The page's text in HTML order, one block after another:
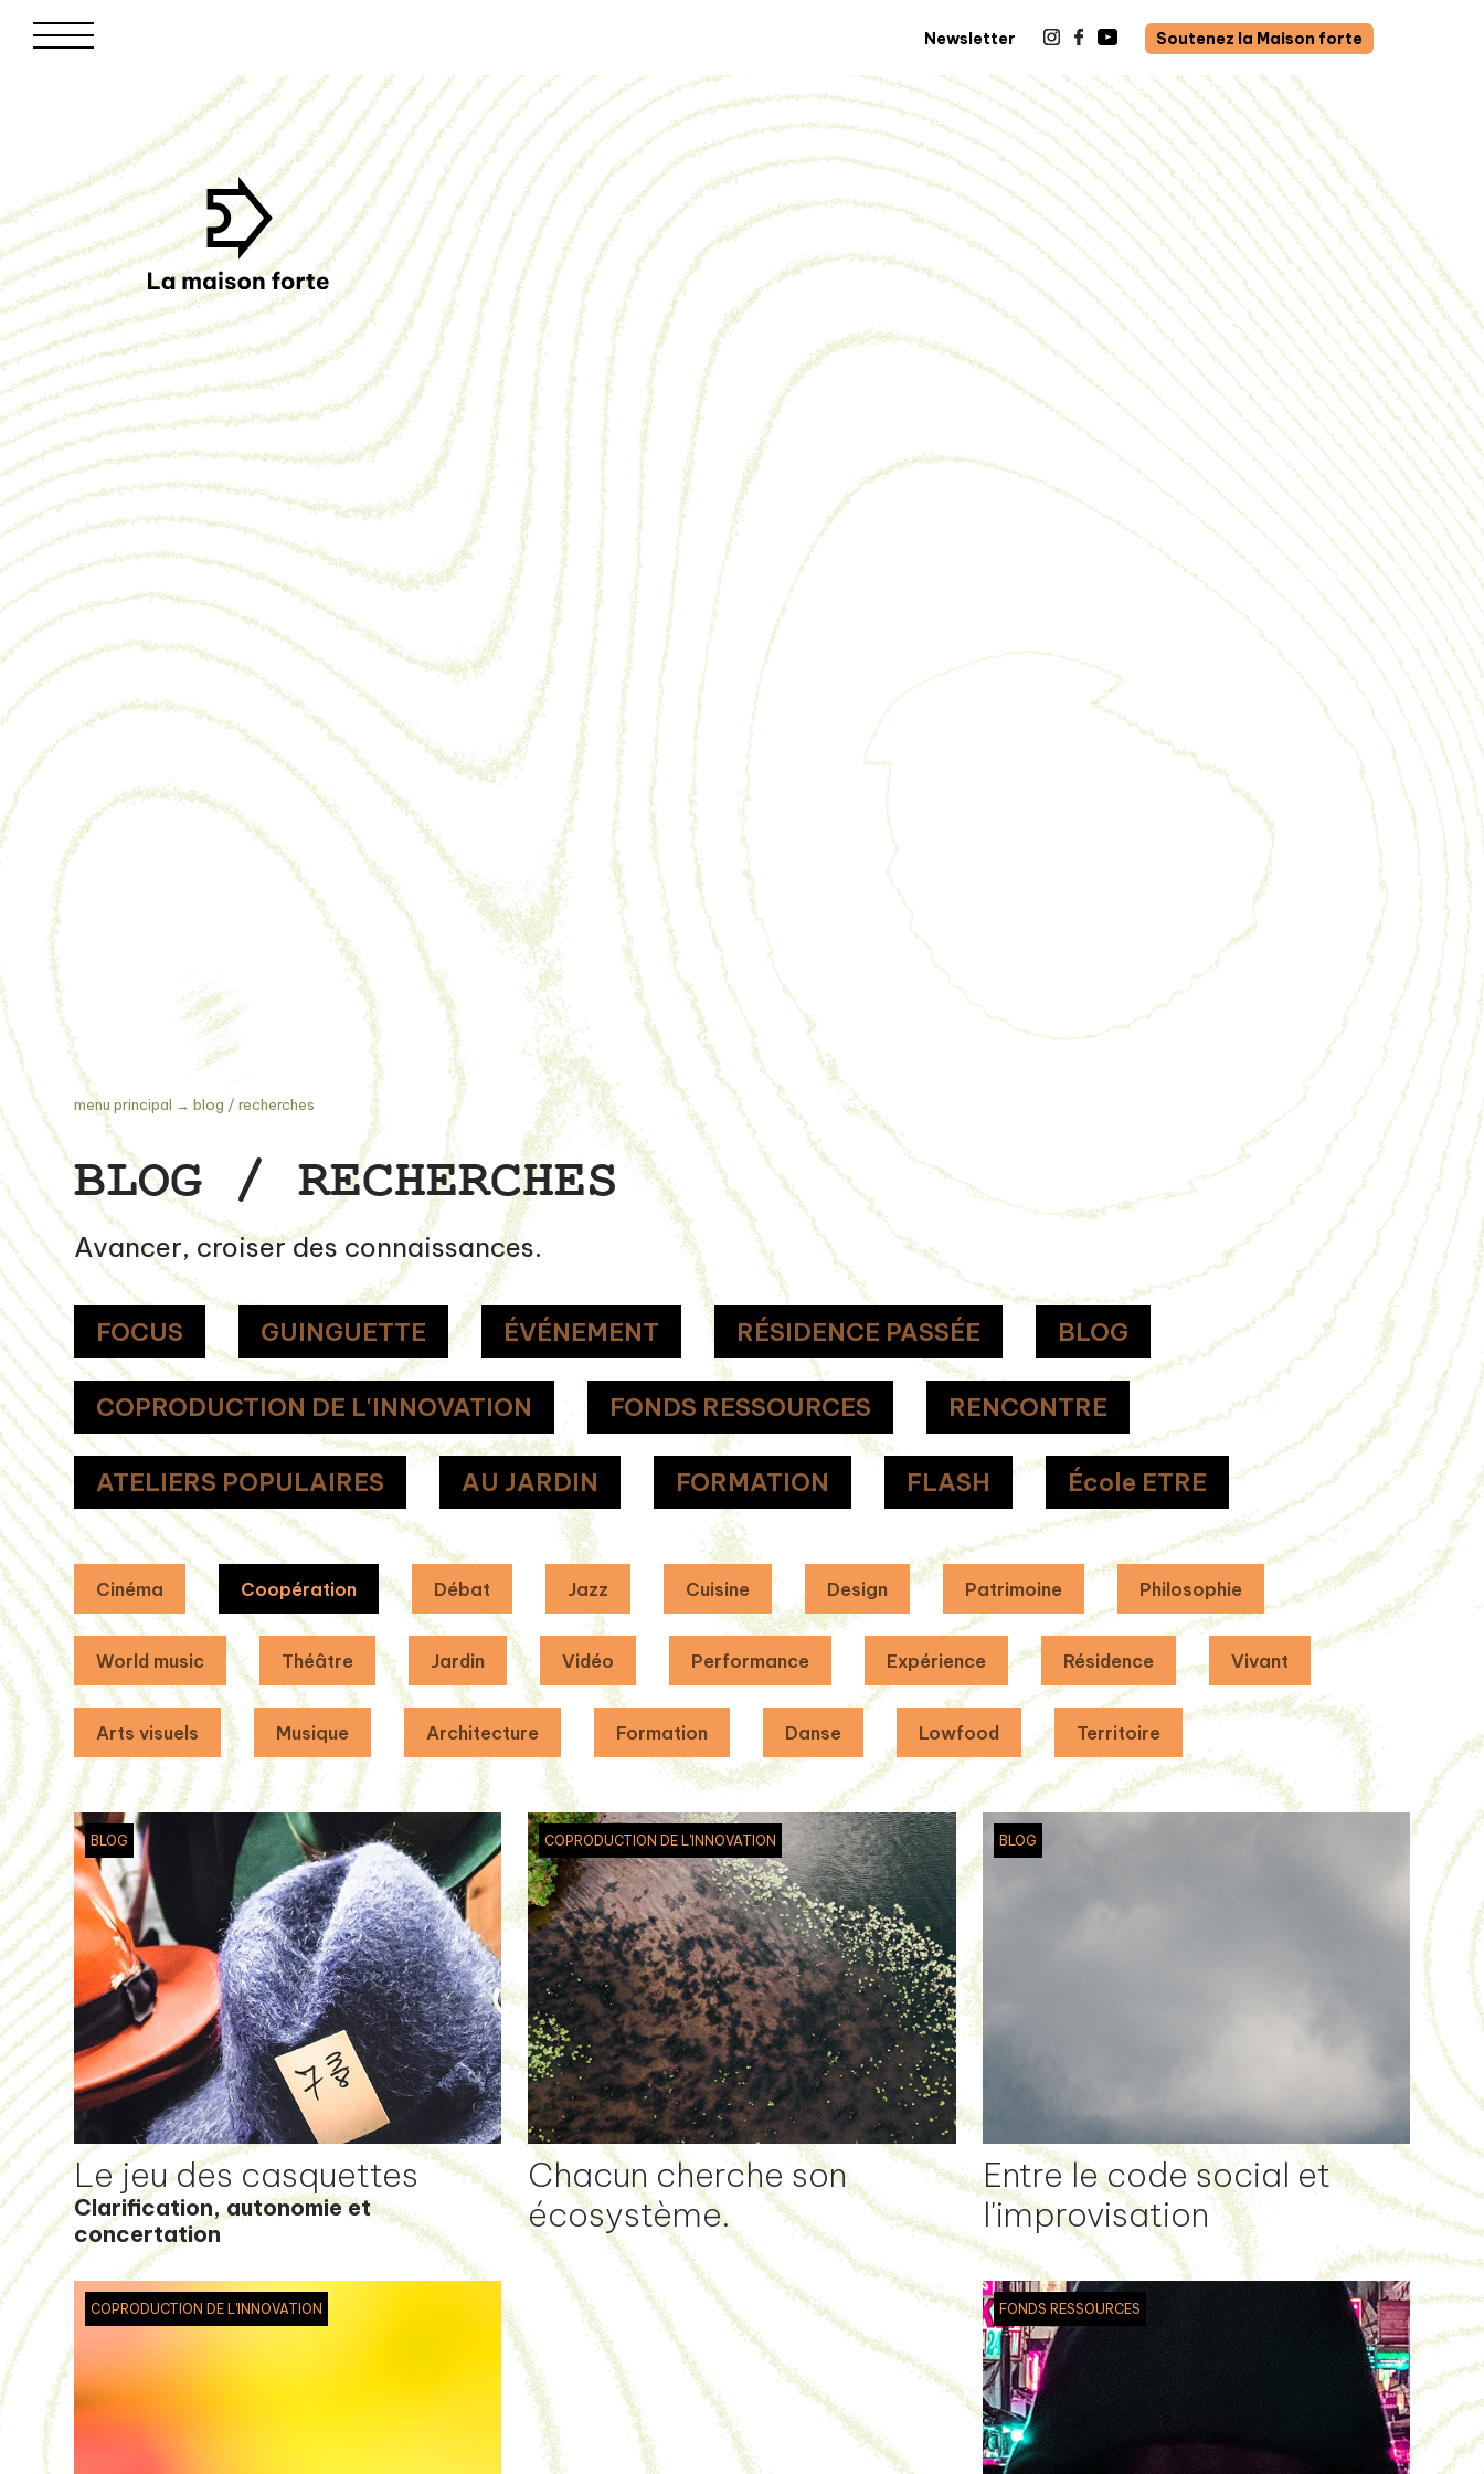
Newsletter Soutenez la Maison forte
menu principal →blog / recherches
BLOG / RECHERCHES
Avancer, croiser des connaissances.
FOCUS GUINGUETTE ÉVÉNEMENT RÉSIDENCE PASSÉE BLOG
COPRODUCTION DE L'INNOVATION FONDS RESSOURCES RENCONTRE
ATELIERS POPULAIRES AU JARDIN FORMATION FLASH École ETRE
Cinéma Coopération Débat Jazz Cuisine Design Patrimoine Philosophie
World music Théâtre Jardin Vidéo Performance Expérience Résidence Vivant
Arts visuels Musique Architecture Formation Danse Lowfood Territoire
BLOG
Le jeu des casquettes
Clarification, autonomie et
concertation
COPRODUCTION DE L'INNOVATION
Chacun cherche son
écosystème.
BLOG
Entre le code social et
l'improvisation
COPRODUCTION DE L'INNOVATION FONDS RESSOURCES